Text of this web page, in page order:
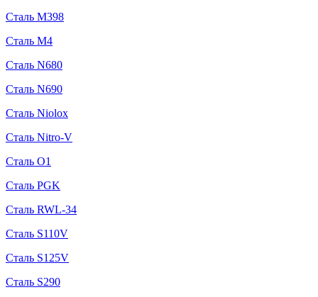
Сталь M398
Сталь M4
Сталь N680
Сталь N690
Сталь Niolox
Сталь Nitro-V
Сталь O1
Сталь PGK
Сталь RWL-34
Сталь S110V
Сталь S125V
Сталь S290